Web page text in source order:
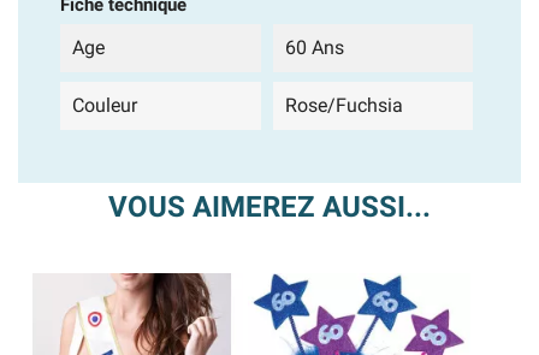
Fiche technique
Age 60 Ans
Couleur Rose/Fuchsia
VOUS AIMEREZ AUSSI...